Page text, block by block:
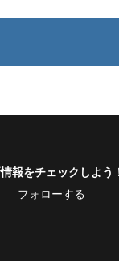
報をチェックしよう
フォローする